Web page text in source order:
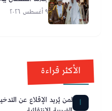
٩ أغسطس ٢٠٢٦
الأكثر قراءة
1 لمن يُريد الإقلاع عن